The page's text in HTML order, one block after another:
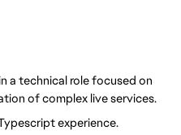
a technical role focused on
of complex live services.
experience.